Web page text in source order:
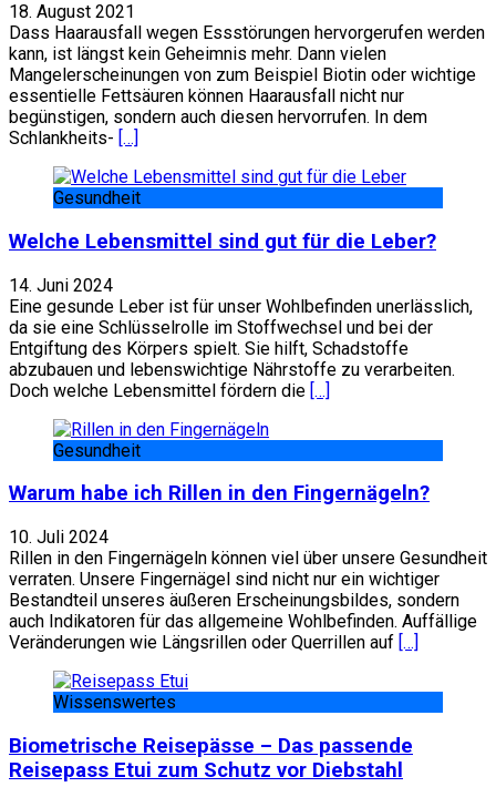
18. August 2021
Dass Haarausfall wegen Essstörungen hervorgerufen werden
kann, ist längst kein Geheimnis mehr. Dann vielen
Mangelerscheinungen von zum Beispiel Biotin oder wichtige
essentielle Fettsäuren können Haarausfall nicht nur
begünstigen, sondern auch diesen hervorrufen. In dem
Schlankheits- […]
Gesundheit
Welche Lebensmittel sind gut für die Leber?
14. Juni 2024
Eine gesunde Leber ist für unser Wohlbefinden unerlässlich,
da sie eine Schlüsselrolle im Stoffwechsel und bei der
Entgiftung des Körpers spielt. Sie hilft, Schadstoffe
abzubauen und lebenswichtige Nährstoffe zu verarbeiten.
Doch welche Lebensmittel fördern die […]
Gesundheit
Warum habe ich Rillen in den Fingernägeln?
10. Juli 2024
Rillen in den Fingernägeln können viel über unsere Gesundheit
verraten. Unsere Fingernägel sind nicht nur ein wichtiger
Bestandteil unseres äußeren Erscheinungsbildes, sondern
auch Indikatoren für das allgemeine Wohlbefinden. Auffällige
Veränderungen wie Längsrillen oder Querrillen auf […]
Wissenswertes
Biometrische Reisepässe – Das passende
Reisepass Etui zum Schutz vor Diebstahl